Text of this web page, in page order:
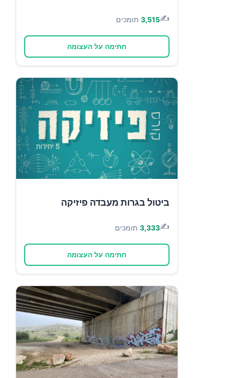
✍️
3,515 תומכים
חתימה על העצומה
ביטול בגרות מעבדה פיזיקה
✍️
3,333 תומכים
חתימה על העצומה